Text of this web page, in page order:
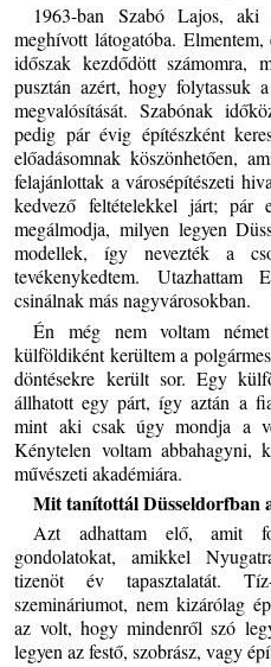
1963-ban Szabó Lajos,
meghívott látogatóba.
időszak kezdődött számomra,
pusztán azért, hogy folytassuk
megvalósítását. Szabónak
pedig pár évig építészként
előadásomnak köszönhetően,
felajánlottak a városépítészeti
kedvező feltételekkel járt; pár
megálmodja, milyen legyen
modellek, így nevezték a
tevékenykedtem. Utazhattam
csinálnak más nagyvárosokban.
Én még nem voltam
külföldiként kerültem a
döntésekre került sor. Egy
állhatott egy párt, így aztán a
mint aki csak úgy mondja a
Kénytelen voltam abbahagyni,
művészeti akadémiára.
Mit tanítottál Düsseldorfban
Azt adhattam elő, amit
gondolatokat, amikkel
tizenöt év tapasztalatát.
szemináriumot, nem kizárólag
az volt, hogy mindenről szó
legyen az festő, szobrász, vagy